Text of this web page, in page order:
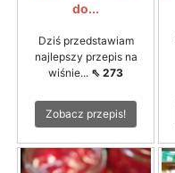
do...
Dziś przedstawiam
najlepszy przepis na
wiśnie... ⇖ 273
Zobacz przepis!